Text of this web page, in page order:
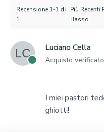
Recensione 1-1 di
1
Più Recenti
Basso
LC Luciano Cella
Acquisto verificato
I miei pastori
ghiotti!